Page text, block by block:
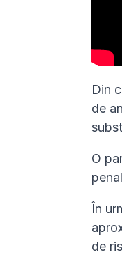
Din
de
O
În
de